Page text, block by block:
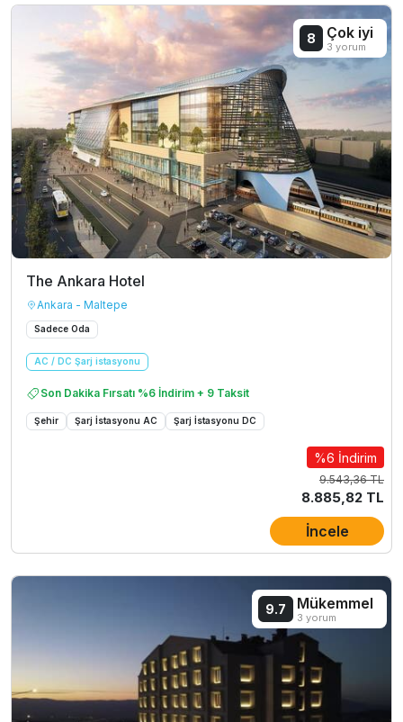
The Ankara Hotel
Ankara - Maltepe
Sadece Oda
AC / DC Şarj istasyonu
Son Dakika Fırsatı %6 İndirim + 9 Taksit
Şehir Şarj İstasyonu AC Şarj İstasyonu DC
8 Çok iyi
3 yorum
%6 İndirim
9.543,36 TL
8.885,82 TL
İncele
9.7 Mükemmel
3 yorum